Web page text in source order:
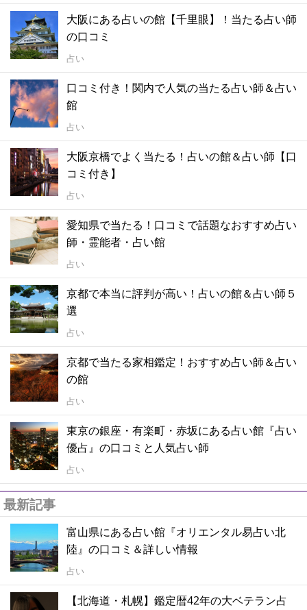
大阪にある占いの館【千里眼】！当たる占い師
の口コミ
占い
口コミ付き！関内で人気の当たる占い師＆占い
館
占い
大阪京橋でよく当たる！占いの館＆占い師【口
コミ付き】
占い
愛知県で当たる！口コミで話題なおすすめ占い
師・霊能者・占い館
占い
京都で本当に評判が高い！占いの館＆占い師５
選
占い
京都で当たる家相鑑定！おすすめ占い師＆占い
の館
占い
東京の銀座・有楽町・赤坂にある占い館『占い
優占』の口コミと人気占い師
占い
最新記事
富山県にある占い館『オリエンタル易占い北
陸』の口コミ＆詳しい情報
占い
【北海道・札幌】鑑定暦42年の大ベテラン占